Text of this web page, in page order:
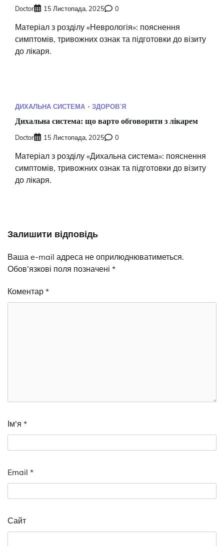
Doctor 15 Листопада, 2025 0
Матеріал з розділу «Неврологія»: пояснення
симптомів, тривожних ознак та підготовки до візиту
до лікаря.
ДИХАЛЬНА СИСТЕМА ЗДОРОВʼЯ
Дихальна система: що варто обговорити з лікарем
Doctor 15 Листопада, 2025 0
Матеріал з розділу «Дихальна система»: пояснення
симптомів, тривожних ознак та підготовки до візиту
до лікаря.
Залишити відповідь
Ваша e-mail адреса не оприлюднюватиметься.
Обов’язкові поля позначені *
Коментар *
Ім'я *
Email *
Сайт